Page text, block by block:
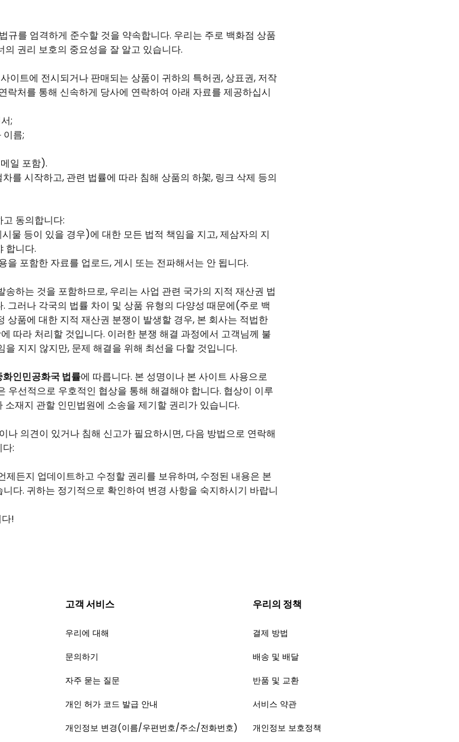
규를 엄격하게 준수할 것을 약속합니다. 우리는 주로 백화점 상품
권리 보호의 중요성을 잘 알고 있습니다.
이트에 전시되거나 판매되는 상품이 귀하의 특허권, 상표권, 저작
락처를 통해 신속하게 당사에 연락하여 아래 자료를 제공하십시
;
름;
일 포함).
를 시작하고, 관련 법률에 따라 침해 상품의 하架, 링크 삭제 등의
동의합니다:
물 등이 있을 경우)에 대한 모든 법적 책임을 지고, 제삼자의 지
합니다.
을 포함한 자료를 업로드, 게시 또는 전파해서는 안 됩니다.
하는 것을 포함하므로, 우리는 사업 관련 국가의 지적 재산권 법
그러나 각국의 법률 차이 및 상품 유형의 다양성 때문에(주로 백
상품에 대한 지적 재산권 분쟁이 발생할 경우, 본 회사는 적법한
따라 처리할 것입니다. 이러한 분쟁 해결 과정에서 고객님께 불
지지 않지만, 문제 해결을 위해 최선을 다할 것입니다.
화인민공화국 법률에 따릅니다. 본 성명이나 본 사이트 사용으로
우선적으로 우호적인 협상을 통해 해결해야 합니다. 협상이 이루
재지 관할 인민법원에 소송을 제기할 권리가 있습니다.
나 의견이 있거나 침해 신고가 필요하시면, 다음 방법으로 연락해
:
제든지 업데이트하고 수정할 권리를 보유하며, 수정된 내용은 본
다. 귀하는 정기적으로 확인하여 변경 사항을 숙지하시기 바랍니
!
고객 서비스
우리에 대해
문의하기
자주 묻는 질문
개인 허가 코드 발급 안내
개인정보 변경(이름/우편번호/주소/전화번호)
우리의 정책
결제 방법
배송 및 배달
반품 및 교환
서비스 약관
개인정보 보호정책